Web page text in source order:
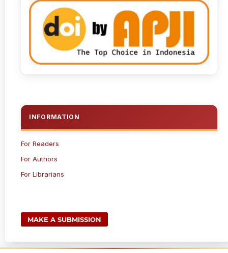
INFORMATION
For Readers
For Authors
For Librarians
MAKE A SUBMISSION